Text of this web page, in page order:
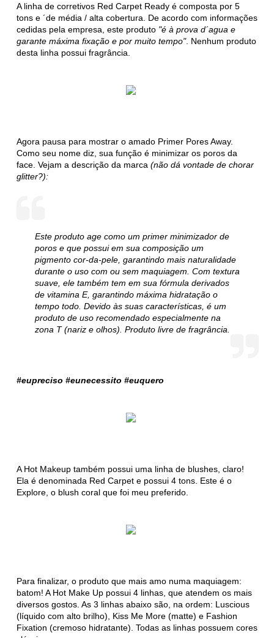
A linha de corretivos Red Carpet Ready é composta por 5
tons e ´de média / alta cobertura. De acordo com informações
cedidas pela empresa, este produto "é à prova d´agua e
garante máxima fixação e por muito tempo". Nenhum produto
desta linha possui fragrância.
Agora pausa para mostrar o amado Primer Pores Away.
Como seu nome diz, sua função é minimizar os poros da
face. Vejam a descrição da marca(não dá vontade de chorar
glitter?):
Este produto age como um primer minimizador de
poros e que possui em sua composição um
pigmento cor-da-pele, garantindo mais naturalidade
durante o uso com ou sem maquiagem. Com textura
suave, ele também tem em sua fórmula derivados
de vitamina E, garantindo máxima hidratação o
tempo todo. Devido às suas características, é um
produto de uso recomendado especialmente na
zona T (nariz e olhos). Produto livre de fragrância.
#eupreciso #eunecessito #euquero
A Hot Makeup também possui uma linha de blushes, claro!
Ela é denominada Red Carpet e possui 4 tons. Este é o
Explore, o blush coral que foi meu preferido.
Para finalizar, o produto que mais amo numa maquiagem:
batom! A Hot Make Up possui 4 linhas, que atendem os mais
diversos gostos. As 3 linhas abaixo são, na ordem: Luscious
(líquido com alto brilho), Kiss Me More (matte) e Fashion
Fixation (cremoso hidratante). Todas as linhas possuem cores